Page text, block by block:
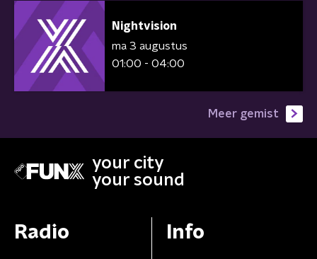
Nightvision
ma 3 augustus
01:00 - 04:00
Meer gemist
your city
your sound
Radio Info